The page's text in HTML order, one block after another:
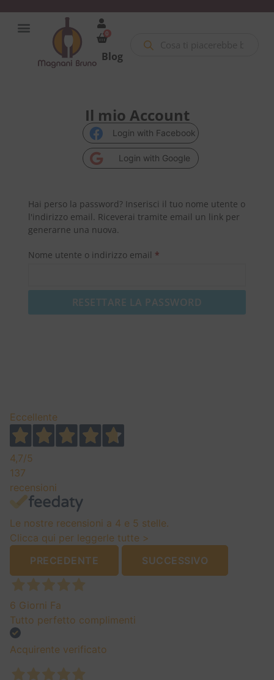
0
Blog
Il mio Account
Login with Facebook
Login with Google
Hai perso la password? Inserisci il tuo nome utente o
l'indirizzo email. Riceverai tramite email un link per
generarne una nuova.
Nome utente o indirizzo email *
RESETTARE LA PASSWORD
Eccellente
4,7/5
137
recensioni
Le nostre recensioni a 4 e 5 stelle.
Clicca qui per leggerle tutte >
PRECEDENTE
SUCCESSIVO
6 Giorni Fa
Tutto perfetto complimenti
Acquirente verificato